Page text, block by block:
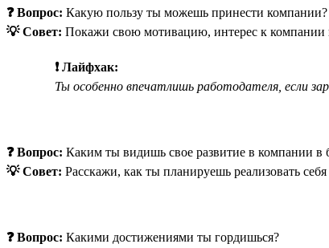
❓ Вопрос: Какую пользу ты можешь принести компании?
💡 Совет: Покажи свою мотивацию, интерес к компании
❗ Лайфхак:
Ты особенно впечатлишь работодателя, если
❓ Вопрос: Каким ты видишь свое развитие в компании
💡 Совет: Расскажи, как ты планируешь реализовать
❓ Вопрос: Какими достижениями ты гордишься?